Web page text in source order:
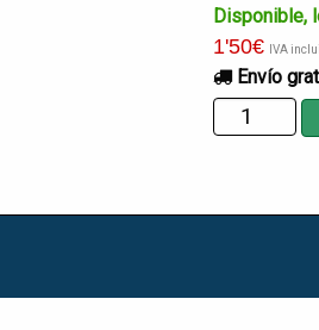
1'50€ IVA
Envío